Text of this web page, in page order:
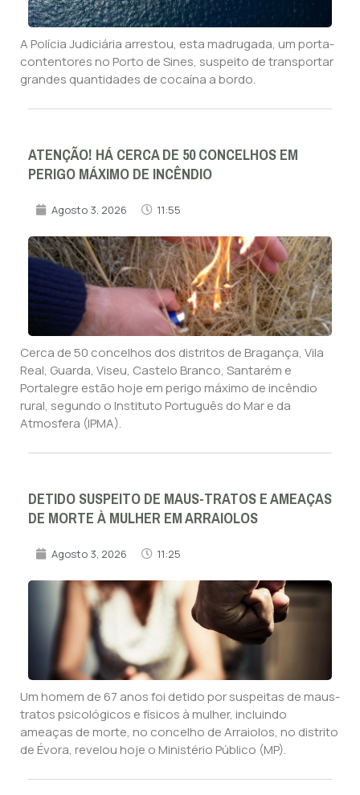
A Polícia Judiciária arrestou, esta madrugada, um porta-
contentores no Porto de Sines, suspeito de transportar
grandes quantidades de cocaína a bordo.
ATENÇÃO! HÁ CERCA DE 50 CONCELHOS EM
PERIGO MÁXIMO DE INCÊNDIO
Agosto 3, 2026 11:55
Cerca de 50 concelhos dos distritos de Bragança, Vila
Real, Guarda, Viseu, Castelo Branco, Santarém e
Portalegre estão hoje em perigo máximo de incêndio
rural, segundo o Instituto Português do Mar e da
Atmosfera (IPMA).
DETIDO SUSPEITO DE MAUS-TRATOS E AMEAÇAS
DE MORTE À MULHER EM ARRAIOLOS
Agosto 3, 2026 11:25
Um homem de 67 anos foi detido por suspeitas de maus-
tratos psicológicos e físicos à mulher, incluindo
ameaças de morte, no concelho de Arraiolos, no distrito
de Évora, revelou hoje o Ministério Público (MP).